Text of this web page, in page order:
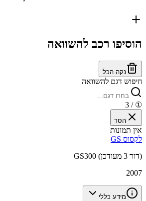
הוסיפו רכב להשוואה
נקה הכל
חיפוש דגם להשוואה
①
/ 3
הסר
אין תמונות
לקסוס GS
GS300 (דור 3 מעודכן)
2007
מידע כללי